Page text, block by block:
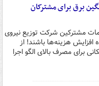
برق برای مشترکان
مشترکین شرکت توزیع نیروی
هزینه‌ها باشند! از
برای مصرف بالای الگو اجرا